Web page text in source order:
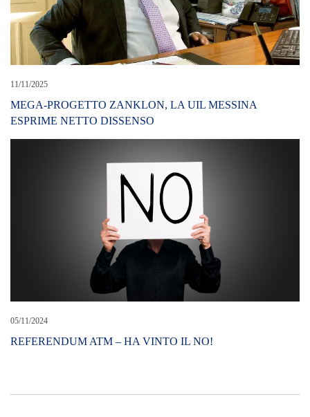
11/11/2025
MEGA-PROGETTO ZANKLON, LA UIL MESSINA
ESPRIME NETTO DISSENSO
05/11/2024
REFERENDUM ATM – HA VINTO IL NO!